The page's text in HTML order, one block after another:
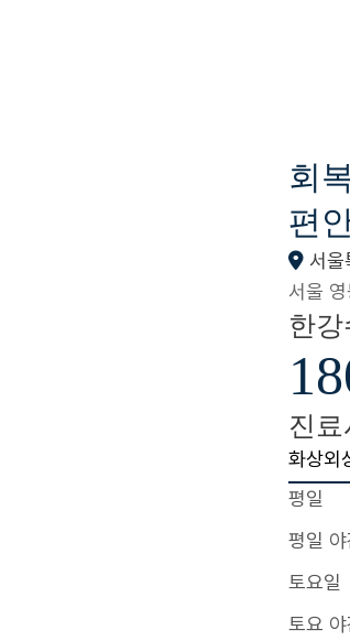
회
편
서울
서울
한
진료
화상외
평일
평일 야
토요일
토요 야